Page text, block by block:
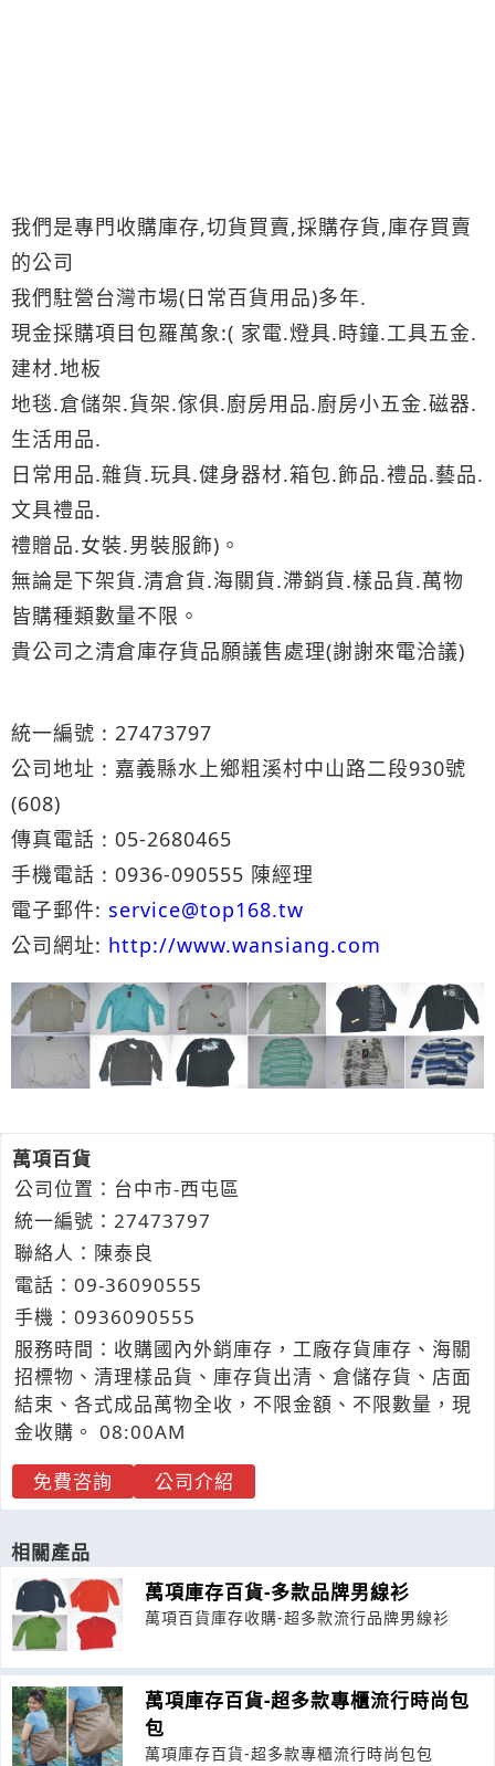
我們是專門收購庫存,切貨買賣,採購存貨,庫存買賣
的公司
我們駐營台灣市場(日常百貨用品)多年.
現金採購項目包羅萬象:( 家電.燈具.時鐘.工具五金.
建材.地板
地毯.倉儲架.貨架.傢俱.廚房用品.廚房小五金.磁器.
生活用品.
日常用品.雜貨.玩具.健身器材.箱包.飾品.禮品.藝品.
文具禮品.
禮贈品.女裝.男裝服飾)。
無論是下架貨.清倉貨.海關貨.滯銷貨.樣品貨.萬物
皆購種類數量不限。
貴公司之清倉庫存貨品願議售處理(謝謝來電洽議)
統一編號 : 27473797
公司地址 : 嘉義縣水上鄉粗溪村中山路二段930號
(608)
傳真電話 : 05-2680465
手機電話 : 0936-090555 陳經理
電子郵件: service@top168.tw
公司網址: http://www.wansiang.com
萬項百貨
公司位置：台中市-西屯區
統一編號：27473797
聯絡人：陳泰良
電話： 09-36090555
手機： 0936090555
服務時間：收購國內外銷庫存，工廠存貨庫存、海關
招標物、清理樣品貨、庫存貨出清、倉儲存貨、店面
結束、各式成品萬物全收，不限金額、不限數量，現
金收購。 08:00AM
免費咨詢
公司介紹
相關產品
萬項庫存百貨-多款品牌男線衫
萬項百貨庫存收購-超多款流行品牌男線衫
萬項庫存百貨-超多款專櫃流行時尚包
包
萬項庫存百貨-超多款專櫃流行時尚包包